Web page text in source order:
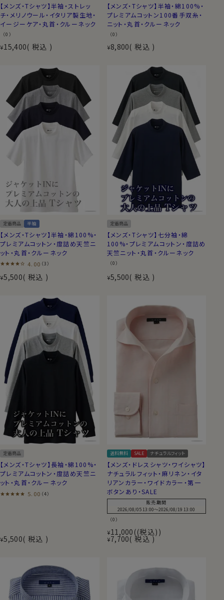
【メンズ・Tシャツ】半袖・ストレッ
チ・メリノウール・イタリア製生地・
イージーケア・丸首・クルーネック
（0）
¥15,400 税込
【メンズ・Tシャツ】半袖・綿100%・
プレミアムコットン100番手双糸・
ニット・丸首・クルーネック
（0）
¥8,800 税込
定番商品 半袖
【メンズ・Tシャツ】半袖・綿100%・
プレミアムコットン・度詰め天竺ニ
ット・丸首・クルーネック
4.00 （3）
¥5,500 税込
定番商品
【メンズ・Tシャツ】七分袖・綿
100%・プレミアムコットン・度詰め
天竺ニット・丸首・クルーネック
（0）
¥5,500 税込
定番商品
【メンズ・Tシャツ】長袖・綿100%・
プレミアムコットン・度詰め天竺ニ
ット・丸首・クルーネック
5.00 （4）
¥5,500 税込
送料無料 SALE ナチュラルフィット
【メンズ・ドレスシャツ・ワイシャツ】
ナチュラルフィット・麻リネン・イタ
リアンカラー・ワイドカラー・第一
ボタンあり・SALE
販売期間
2026/08/05 13:00〜2026/08/19 13:00
（0）
¥11,000 (税込)
¥7,700 税込